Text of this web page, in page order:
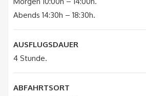
Abends 14:30h – 18:30h.
AUSFLUGSDAUER
4 Stunde.
ABFAHRTSORT